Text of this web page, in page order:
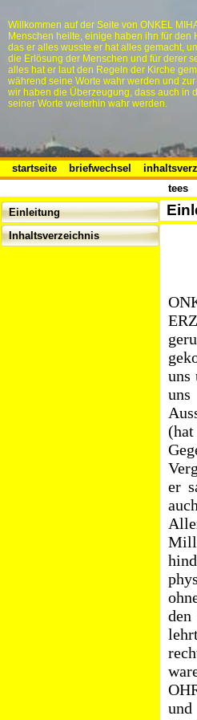
Willkommen auf der Seite von ONKEL
Menschen heilte, einige haben ihn für den
das er alles wusste er hat alles gemacht,
die Erlösung der Menschen und für derer
alles hat er laut den Regeln der Kirche
während seine Worte wahr werden und
wir haben die Überzeugung, dass auch in
seiner Worte weiterhin wahr werden.
startseite briefwechsel
tees
Einleitung
Inhaltsverzeichnis
uns
(hat
er